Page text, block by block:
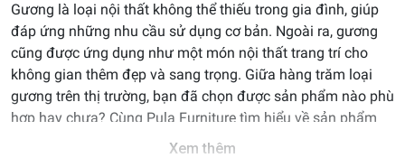
Gương là loại nội thất không thể thiếu trong gia đình, giúp
đáp ứng những nhu cầu sử dụng cơ bản. Ngoài ra, gương
cũng được ứng dụng như một món nội thất trang trí cho
không gian thêm đẹp và sang trọng. Giữa hàng trăm loại
gương trên thị trường, bạn đã chọn được sản phẩm nào phù
hợp hay chưa? Cùng Pula Furniture tìm hiểu về sản phẩm
này và một số lưu ý khi sử dụng gương cho gia đình.
Xem thêm